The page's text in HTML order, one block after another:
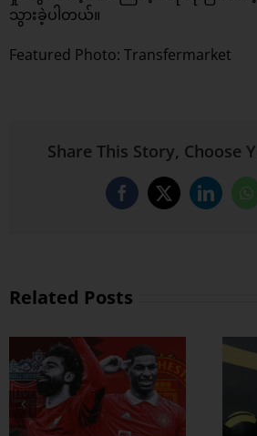
သွားခဲ့ပါတယ်။
Featured Photo: Transfermarket
Share This Story, Choose
Facebook
X
Related Posts
ထိထိရောက်ရောက်
ဗိုက်ခေါက် အဆီ